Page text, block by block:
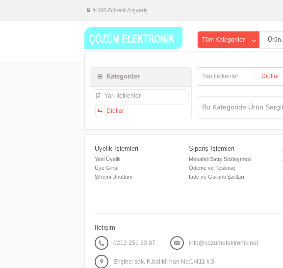
%100 Güvenli Alışveriş
Tüm Kategoriler
Kategoriler
Yarı İletkenler
Diotlar
Yarı İletkenler Diotlar
Bu Kategoride Ürün
Üyelik İşlemleri
Yeni Üyelik
Üye Girişi
Şifremi Unuttum
Sipariş İşlemleri
Mesafeli Satış Sözleşmesi
Ödeme ve Teslimat
İade ve Garanti Şartları
İletişim
0212 251 33 07 info@cozumelektronik.net
Erişteci sok. K.balıklı han No:1/411 k:3